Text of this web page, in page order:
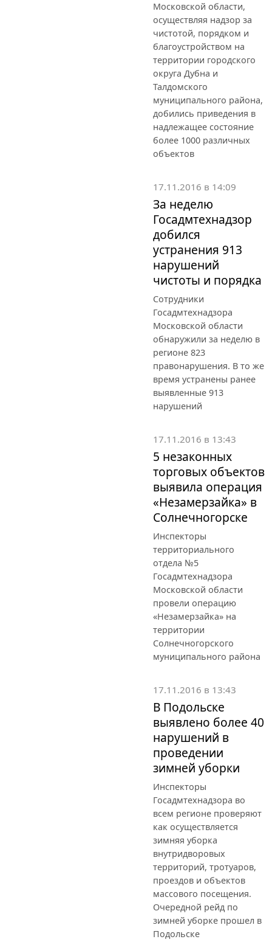
Московской области,
осуществляя надзор за
чистотой, порядком и
благоустройством на
территории городского
округа Дубна и
Талдомского
муниципального района,
добились приведения в
надлежащее состояние
более 1000 различных
объектов
17.11.2016 в 14:09
За неделю
Госадмтехнадзор
добился
устранения 913
нарушений
чистоты и порядка
Сотрудники
Госадмтехнадзора
Московской области
обнаружили за неделю в
регионе 823
правонарушения. В то же
время устранены ранее
выявленные 913
нарушений
17.11.2016 в 13:43
5 незаконных
торговых объектов
выявила операция
«Незамерзайка» в
Солнечногорске
Инспекторы
территориального
отдела №5
Госадмтехнадзора
Московской области
провели операцию
«Незамерзайка» на
территории
Солнечногорского
муниципального района
17.11.2016 в 13:43
В Подольске
выявлено более 40
нарушений в
проведении
зимней уборки
Инспекторы
Госадмтехнадзора во
всем регионе проверяют
как осуществляется
зимняя уборка
внутридворовых
территорий, тротуаров,
проездов и объектов
массового посещения.
Очередной рейд по
зимней уборке прошел в
Подольске